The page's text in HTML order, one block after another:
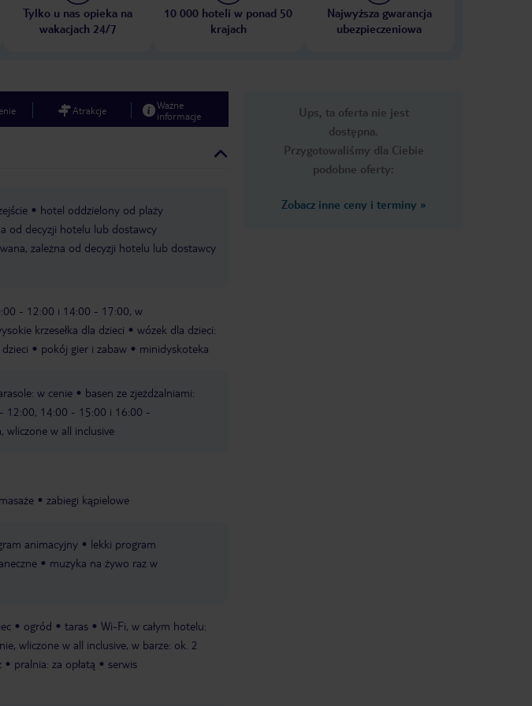
Tylko u nas opieka na
wakacjach 24/7
10 000 hoteli w ponad 50
krajach
Najwyższa gwarancja
ubezpieczeniowa
Atrakcje
Ważne
informacje
hotel oddzielony od plaży
od decyzji hotelu lub dostawcy
zależna od decyzji hotelu lub dostawcy
- 12:00 i 14:00 - 17:00, w
krzesełka dla dzieci
wózek dla dzieci:
pokój gier i zabaw minidyskoteka
w cenie
basen ze zjeżdżalniami:
12:00, 14:00 - 15:00 i 16:00 -
wliczone w all inclusive
masaże zabiegi kąpielowe
animacyjny
lekki program
muzyka na żywo raz w
ogród taras
Wi-Fi, w całym hotelu:
wliczone w all inclusive, w barze: ok. 2
pralnia: za opłatą
serwis
Ups, ta oferta nie jest
dostępna.
Przygotowaliśmy dla Ciebie
podobne oferty:
Zobacz inne ceny i terminy »